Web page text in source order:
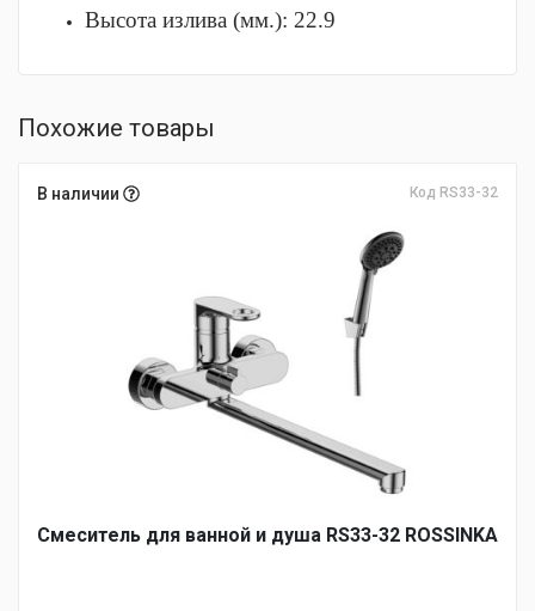
Высота излива (мм.): 22.9
Похожие товары
В наличии Код RS33-32
Смеситель для ванной и душа RS33-32 ROSSINKA